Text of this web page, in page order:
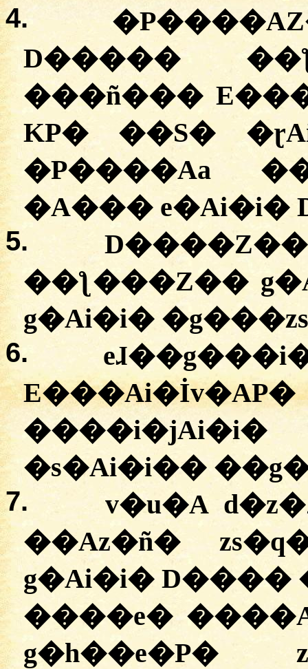
4.
D�����
���ñ���
KP� ��S�
�P����Aa
�A��� e�Ai�i�
5.
��ƪ���Z��
g�Ai�i�
6.
����i�jAi�i�
�s�Ai�i��
7.
v�u�A
��Az�ñ�
g�Ai�i� D����
����e�
g�h��e�P�